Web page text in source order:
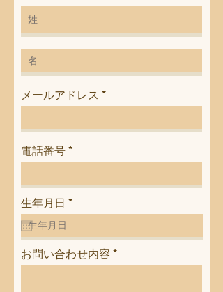
メールアドレス
電話番号
生年月日 *r
e
u
r
e
お問い合わせ内容